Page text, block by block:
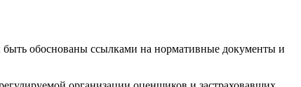
обоснованы ссылками на нормативные документы и